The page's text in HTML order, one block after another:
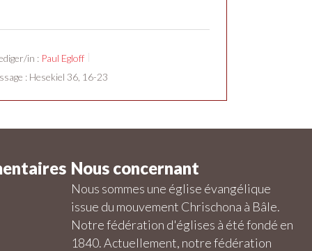
in : Paul Egloff
: Hesekiel 36, 16-23
Nous concernant
Nous sommes une église évangélique
issue du mouvement Chrischona à Bâle.
Notre fédération d'églises à été fondé en
1840. Actuellement, notre fédération